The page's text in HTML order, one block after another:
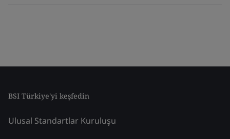
BSI Türkiye'yi keşfedin
Ulusal Standartlar Kuruluşu